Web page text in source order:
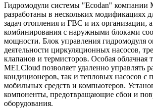
Гидромодули системы "Ecodan" компании
разработаны в нескольких модификациях
задач отопления и ГВС и их организации,
комбинирования с наружными блоками
мощности. Блок управления гидромодуля
деятельности циркуляционных насосов,
клапанов и термисторов. Особая облачная
MELCloud позволяет удаленно управлять
кондиционеров, так и тепловых насосов с
мобильных средств и компьютеров.
компоненты, предотвращающие сбои и
оборудования.